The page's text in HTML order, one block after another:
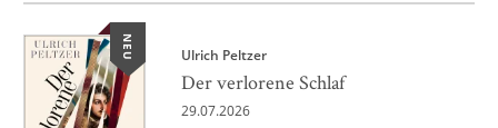
NEU Ulrich Peltzer
Der verlorene Schlaf
29.07.2026